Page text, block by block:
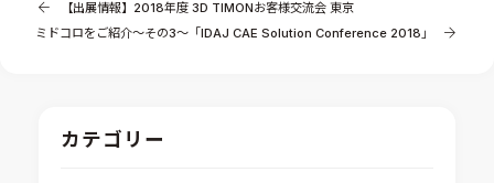
【出展情報】2018年度 3D TIMONお客様交流会 東京
ミドコロをご紹介～その3～「IDAJ CAE Solution Conference 2018」
カテゴリー